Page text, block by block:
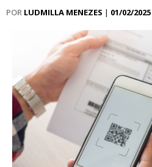
POR LUDMILLA MENEZES | 01/02/2025